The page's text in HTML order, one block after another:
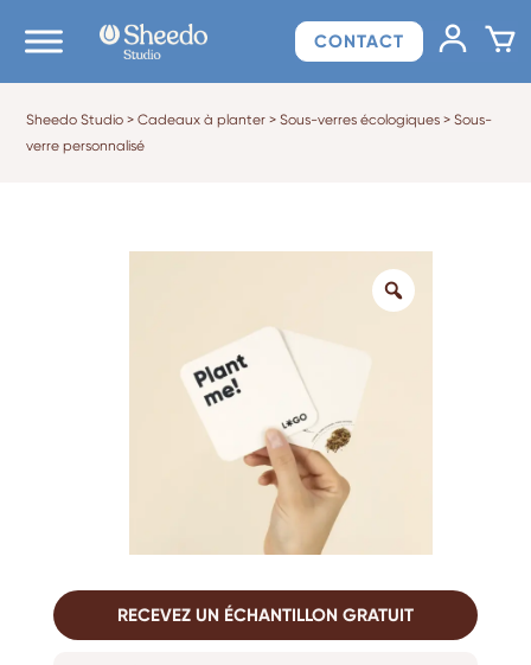
CONTACT
Sheedo Studio >Cadeaux à planter >Sous-verres écologiques >Sous-
verre personnalisé
RECEVEZ UN ÉCHANTILLON GRATUIT